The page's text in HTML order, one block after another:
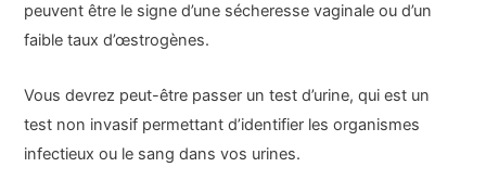
peuvent être le signe d’une sécheresse vaginale ou d’un
faible taux d’œstrogènes.
Vous devrez peut-être passer un test d’urine, qui est un
test non invasif permettant d’identifier les organismes
infectieux ou le sang dans vos urines.